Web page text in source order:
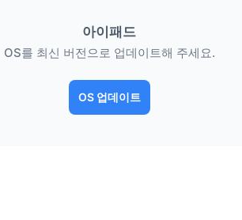
아이패드
OS를 최신 버전으로 업데이트해 주세요.
OS 업데이트